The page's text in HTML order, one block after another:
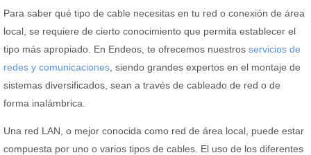
Para saber qué tipo de cable necesitas en tu red o conexión de área
local, se requiere de cierto conocimiento que permita establecer el
tipo más apropiado. En Endeos, te ofrecemos nuestros servicios de
redes y comunicaciones , siendo grandes expertos en el montaje de
sistemas diversificados, sean a través de cableado de red o de
forma inalámbrica.
Una red LAN, o mejor conocida como red de área local, puede estar
compuesta por uno o varios tipos de cables. El uso de los diferentes